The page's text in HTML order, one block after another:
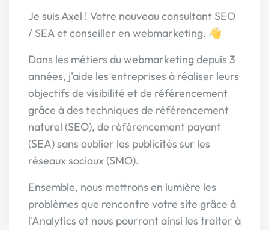
Je suis Axel ! Votre nouveau consultant SEO
/ SEA et conseiller en webmarketing. 👋
Dans les métiers du webmarketing depuis 3
années, j'aide les entreprises à réaliser leurs
objectifs de visibilité et de référencement
grâce à des techniques de référencement
naturel (SEO), de référencement payant
(SEA) sans oublier les publicités sur les
réseaux sociaux (SMO).
Ensemble, nous mettrons en lumière les
problèmes que rencontre votre site grâce à
l'Analytics et nous pourront ainsi les traiter à